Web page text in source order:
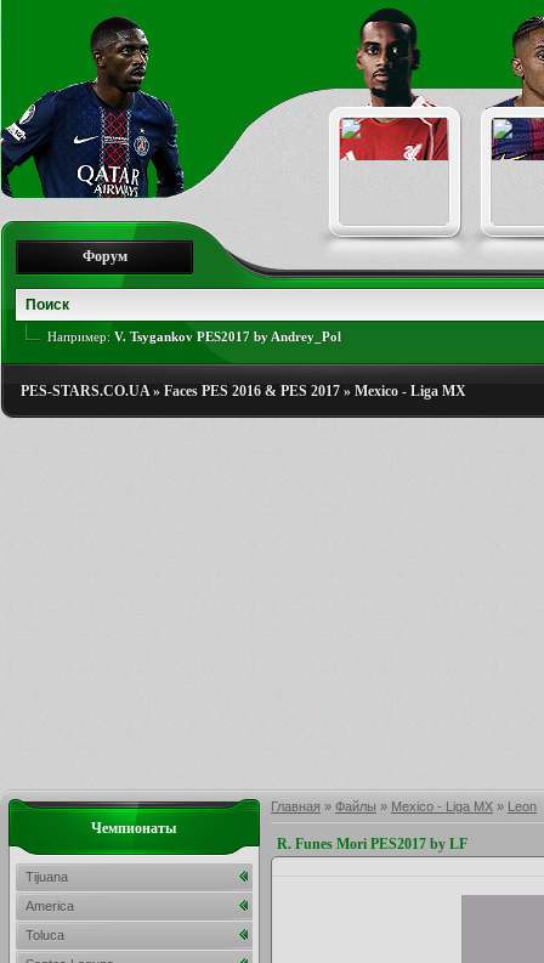
Форум
Например: V. Tsygankov PES2017 by Andrey_Pol
PES-STARS.CO.UA» Faces PES 2016 & PES 2017 » Mexico - Liga MX
Главная » Файлы » Mexico - Liga MX » Leon
R. Funes Mori PES2017 by LF
Чемпионаты
Tijuana
America
Toluca